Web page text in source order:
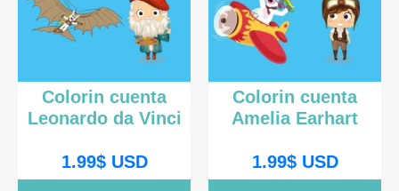
Colorin cuenta
Leonardo da Vinci
1.99$USD
Colorin cuenta
Amelia Earhart
1.99$USD